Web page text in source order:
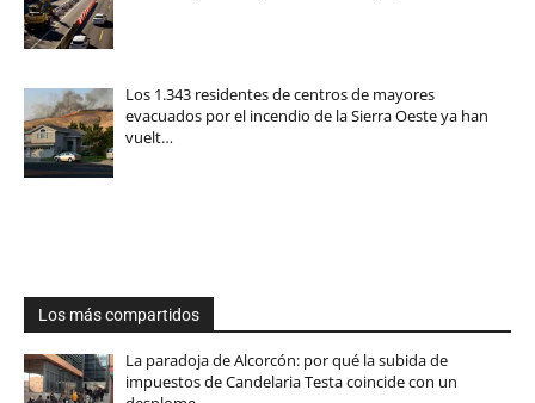
Los 1.343 residentes de centros de mayores
evacuados por el incendio de la Sierra Oeste ya han
vuelt…
Los más compartidos
La paradoja de Alcorcón: por qué la subida de
impuestos de Candelaria Testa coincide con un